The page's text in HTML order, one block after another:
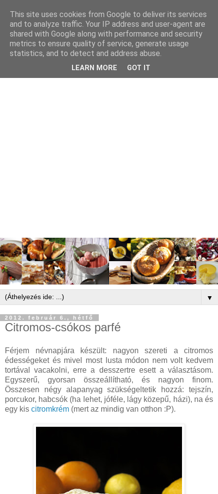
▼
2012. február 6., hétfő
Citromos-csókos parfé
Férjem névnapjára készült: nagyon szereti a citromos
édességeket és mivel most lusta módon nem volt kedvem
tortával vacakolni, erre a desszertre esett a választásom.
Egyszerű, gyorsan összeállítható, és nagyon finom.
Összesen négy alapanyag szükségeltetik hozzá: tejszín,
porcukor, habcsók (ha lehet, jóféle, lágy közepű, házi), na és
egy kis citromkrém (mert az mindig van otthon :P).
This site uses cookies from Google to deliver its services
and to analyze traffic. Your IP address and user-agent are
shared with Google along with performance and security
metrics to ensure quality of service, generate usage
statistics, and to detect and address abuse.
LEARN MORE GOT IT